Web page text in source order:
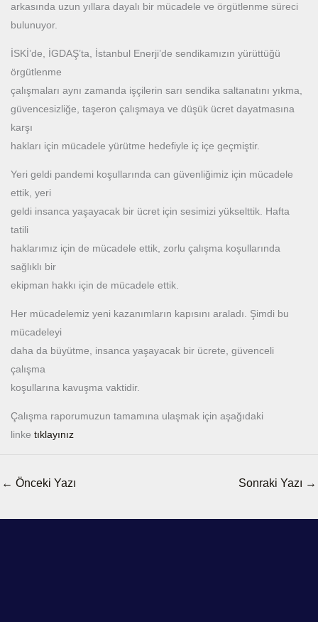
arkasında uzun yıllara dayalı bir mücadele ve örgütlenme süreci
bulunuyor.
İSKİ’de, İGDAŞ’ta, İstanbul Enerji’de sendikamızın yürüttüğü
örgütlenme
çalışmaları aynı zamanda işçilerin sarı sendika saltanatını yıkma,
güvencesizliğe, taşeron çalışmaya ve düşük ücret dayatmasına
karşı
hakları için mücadele yürütme hedefiyle iç içe geçmiştir.
Yeri geldi pandemi koşullarında can güvenliğimiz için mücadele
ettik, yeri
geldi insanca yaşayacak bir ücret için sesimizi yükselttik. Hafta
tatili
haklarımız için de mücadele ettik, zorlu çalışma koşullarında
sağlıklı bir
ekipman hakkı için de mücadele ettik.
Her mücadelemiz yeni kazanımların kapısını araladı. Şimdi bu
mücadeleyi
daha da büyütme, insanca yaşayacak bir ücrete, güvenceli
çalışma
koşullarına kavuşma vaktidir.
Çalışma raporumuzun tamamına ulaşmak için aşağıdaki
linke tıklayınız
← Önceki Yazı Sonraki Yazı →